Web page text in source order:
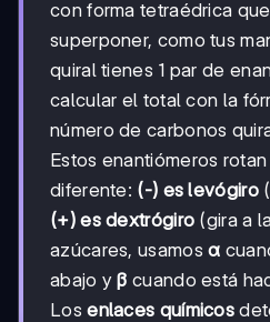
con forma tetraédrica
superponer, como tus
quiral tienes 1 par de
calcular el total con la
número de carbonos
Estos enantiómeros
diferente: (-) es levógiro
(+) es dextrógiro (gira a
azúcares, usamosα
abajo yβ cuando está
Losenlaces químicos